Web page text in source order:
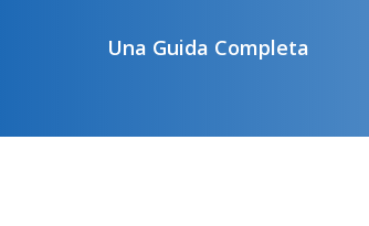
Una Guida Completa